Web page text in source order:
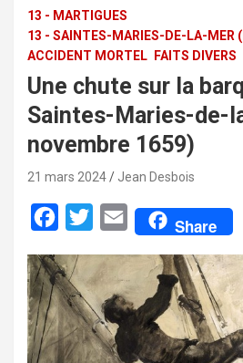
13 - MARTIGUES
13 - SAINTES-MARIES-DE-LA-MER
ACCIDENT MORTEL
FAITS DIVERS
Une chute sur la
Saintes-Maries-de-
novembre 1659)
21 mars 2024 Jean Desbois
c
e
b
o
t
e
E
i
Share